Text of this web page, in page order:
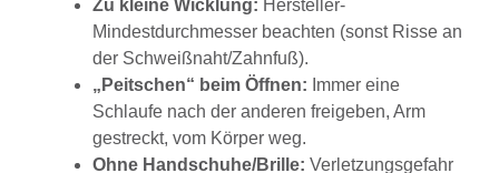
Zu kleine Wicklung: Hersteller-
Mindestdurchmesser beachten (sonst Risse an
der Schweißnaht/Zahnfuß).
„Peitschen“ beim Öffnen: Immer eine
Schlaufe nach der anderen freigeben, Arm
gestreckt, vom Körper weg.
Ohne Handschuhe/Brille: Verletzungsgefahr